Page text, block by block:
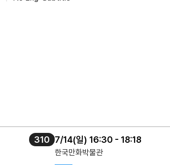
310 7/14(일) 16:30 - 18:18
한국만화박물관